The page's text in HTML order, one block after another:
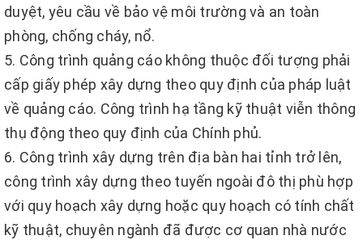
duyệt, yêu cầu về bảo vệ môi trường và an toàn
phòng, chống cháy, nổ.
5. Công trình quảng cáo không thuộc đối tượng phải
cấp giấy phép xây dựng theo quy định của pháp luật
về quảng cáo. Công trình hạ tầng kỹ thuật viễn thông
thụ động theo quy định của Chính phủ.
6. Công trình xây dựng trên địa bàn hai tỉnh trở lên,
công trình xây dựng theo tuyến ngoài đô thị phù hợp
với quy hoạch xây dựng hoặc quy hoạch có tính chất
kỹ thuật, chuyên ngành đã được cơ quan nhà nước